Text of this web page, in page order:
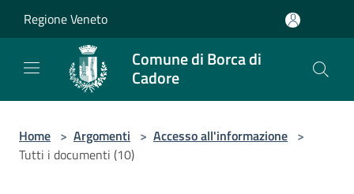
Regione Veneto
Comune di Borca di
Cadore
Home > Argomenti > Accesso all'informazione >
Tutti i documenti (10)